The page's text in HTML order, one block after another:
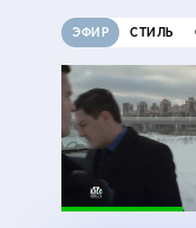
ЭФИР СТИЛЬ
11:00
ДНК16+